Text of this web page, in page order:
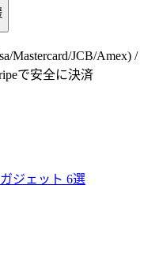
Mastercard/JCB/Amex) /
で安全に決済
ジェット 6選